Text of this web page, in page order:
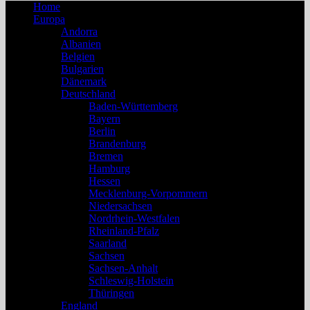
Home
Europa
Andorra
Albanien
Belgien
Bulgarien
Dänemark
Deutschland
Baden-Württemberg
Bayern
Berlin
Brandenburg
Bremen
Hamburg
Hessen
Mecklenburg-Vorpommern
Niedersachsen
Nordrhein-Westfalen
Rheinland-Pfalz
Saarland
Sachsen
Sachsen-Anhalt
Schleswig-Holstein
Thüringen
England